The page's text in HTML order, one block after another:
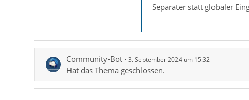
Separater statt globaler
Community-Bot 3. September 2024 um 15:32
Hat das Thema geschlossen.